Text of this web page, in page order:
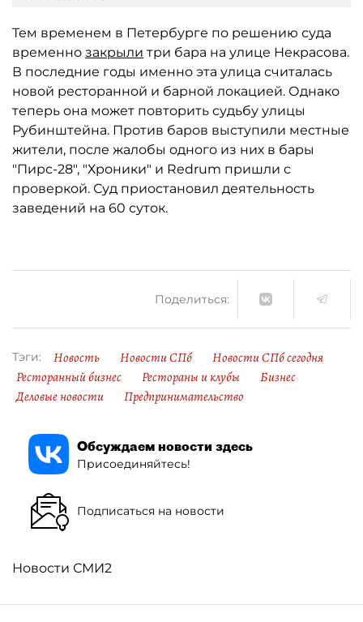
Тем временем в Петербурге по решению суда
временно закрыли три бара на улице Некрасова.
В последние годы именно эта улица считалась
новой ресторанной и барной локацией. Однако
теперь она может повторить судьбу улицы
Рубинштейна. Против баров выступили местные
жители, после жалобы одного из них в бары
"Пирс-28", "Хроники" и Redrum пришли с
проверкой. Суд приостановил деятельность
заведений на 60 суток.
Поделиться:
Тэги: Новость Новости СПб
Новости СПб сегодня
Ресторанный бизнес
Рестораны и клубы
Бизнес
Деловые новости
Предпринимательство
Обсуждаем новости здесь
Присоединяйтесь!
Подписаться на новости
Новости СМИ2